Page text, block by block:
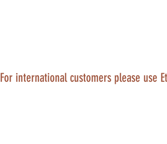
For international customers please use